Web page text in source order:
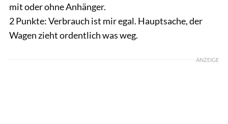
mit oder ohne Anhänger.
2 Punkte: Verbrauch ist mir egal. Hauptsache, der
Wagen zieht ordentlich was weg.
ANZEIGE